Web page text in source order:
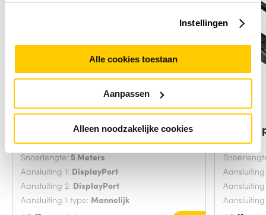
Instellingen
Alle cookies toestaan
Aanpassen
Alleen noodzakelijke cookies
ACT 5 meter DisplayPort cable
male - male
Snoerlengte: 5 Meters
Aansluiting 1: DisplayPort
Aansluiting 2: DisplayPort
Aansluiting 1 type: Mannelijk
ACT